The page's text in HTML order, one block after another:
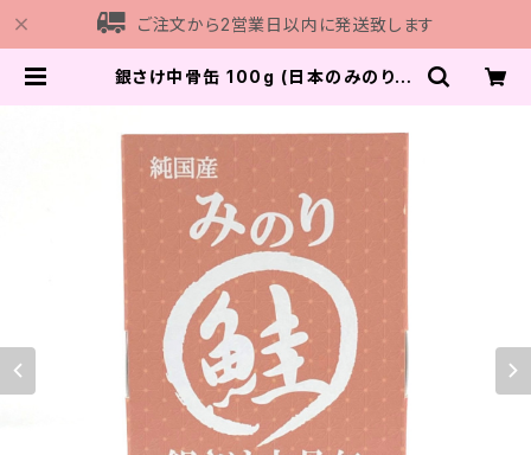
ご注文から2営業日以内に発送致します
銀さけ中骨缶 100g (日本のみのり) |